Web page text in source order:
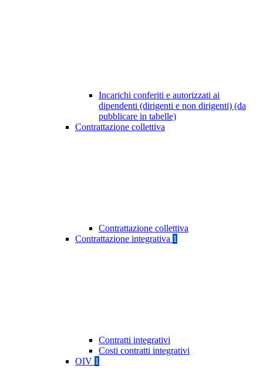
Incarichi conferiti e autorizzati ai
dipendenti (dirigenti e non dirigenti) (da
pubblicare in tabelle)
Contrattazione collettiva
Contrattazione collettiva
Contrattazione integrativa 1
Contratti integrativi
Costi contratti integrativi
OIV 1